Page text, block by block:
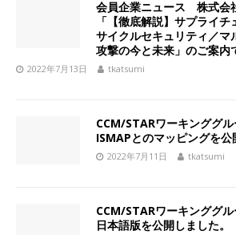
会員企業ニュース 株式会
「【徹底解説】サプライ
サイクルセキュリティ／マ
攻撃の今と未来」のご案内
2022年7月13日 tkatsumi
CCM/STARワーキンググ
ISMAPとのマッピングを公
2022年7月11日 tkatsumi
CCM/STARワーキンググ
日本語版を公開しました。